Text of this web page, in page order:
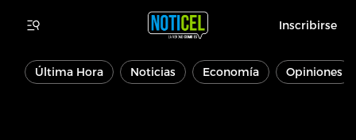
Inscribirse
Última Hora Noticias Economía Opiniones